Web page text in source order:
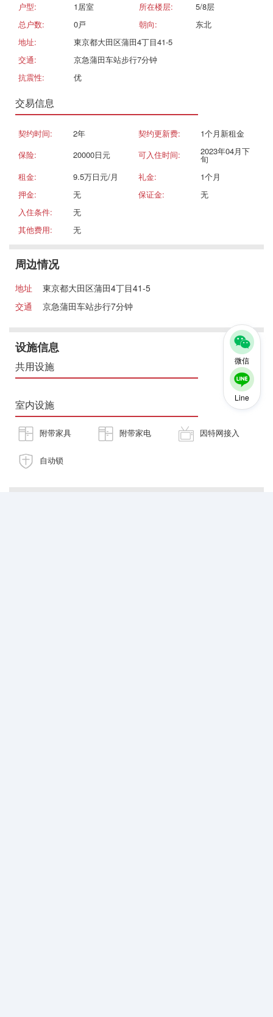
微信
Line
户型:
1居室 所在楼层:
5/8层
总户数:
0戸 朝向:
东北
地址:
東京都大田区蒲田4丁目41-5
交通:
京急蒲田车站步行7分钟
抗震性:
优
交易信息
契约时间: 2年 契约更新费:
1个月新租金
保险:
20000日元 可入住时间: 2023年04月下
旬
租金:
9.5万日元/月 礼金:
1个月
押金:
无 保证金:
无
入住条件:
无
其他费用:
无
周边情况
地址
東京都大田区蒲田4丁目41-5
交通
京急蒲田车站步行7分钟
设施信息
共用设施
室内设施
附带家具 附带家电 因特网接入
自动锁